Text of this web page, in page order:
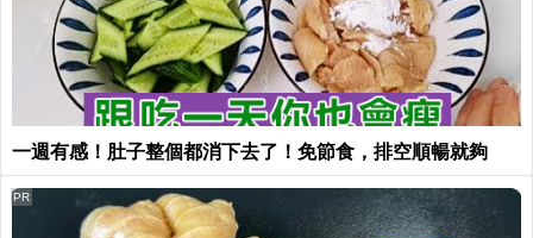
一週有感！肚子整個都消下去了！免節食，排空順暢就夠
PR